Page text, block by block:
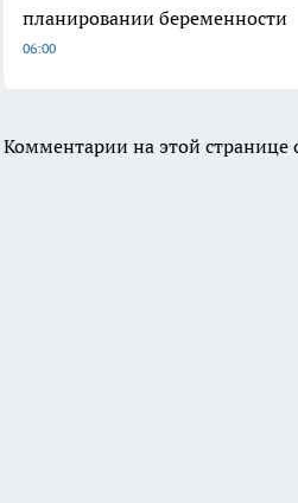
планировании беременности
06:00
Комментарии на этой